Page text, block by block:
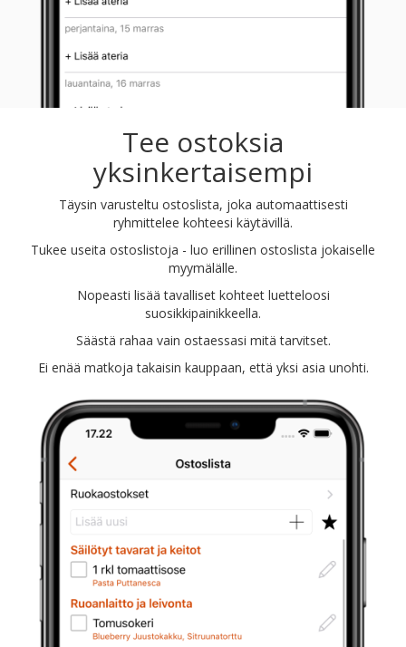
Tee ostoksia
yksinkertaisempi
Täysin varusteltu ostoslista, joka automaattisesti
ryhmittelee kohteesi käytävillä.
Tukee useita ostoslistoja - luo erillinen ostoslista jokaiselle
myymälälle.
Nopeasti lisää tavalliset kohteet luetteloosi
suosikkipainikkeella.
Säästä rahaa vain ostaessasi mitä tarvitset.
Ei enää matkoja takaisin kauppaan, että yksi asia unohti.